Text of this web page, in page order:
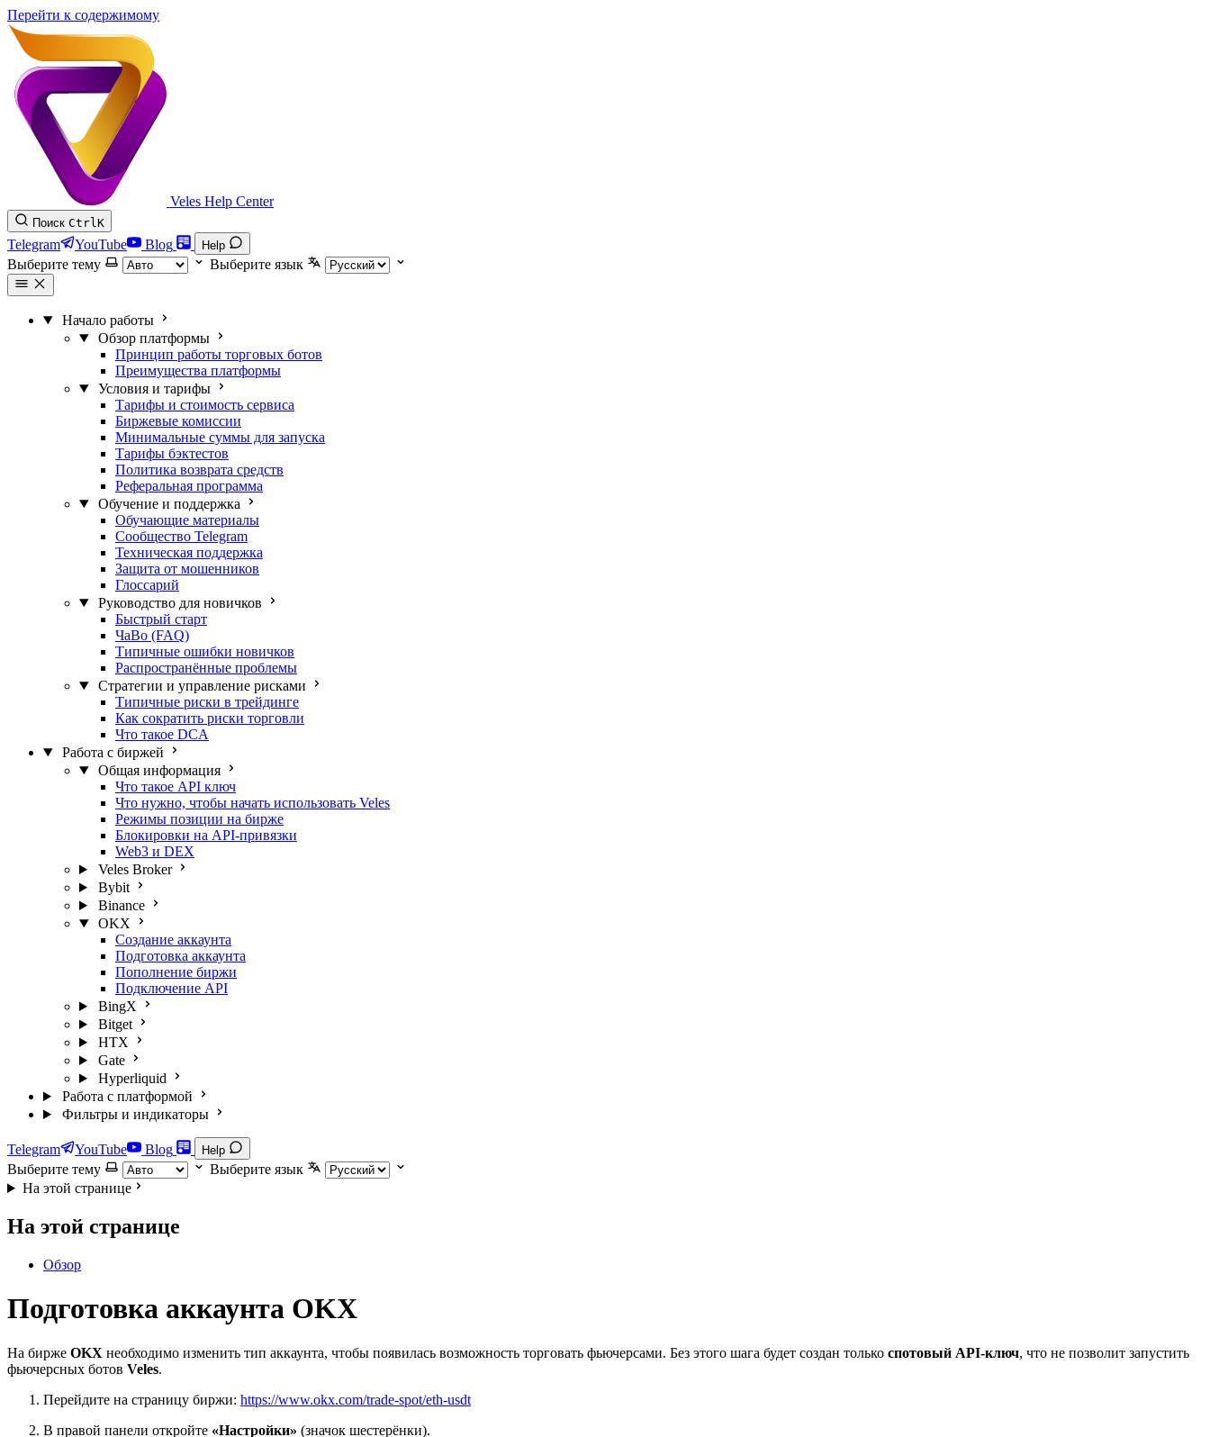
Перейти к содержимому
Veles Help Center
Поиск CtrlK
Telegram YouTube Blog Help
Выберите тему Выберите язык
Начало работы
Обзор платформы
Принцип работы торговых ботов
Преимущества платформы
Условия и тарифы
Тарифы и стоимость сервиса
Биржевые комиссии
Минимальные суммы для запуска
Тарифы бэктестов
Политика возврата средств
Реферальная программа
Обучение и поддержка
Обучающие материалы
Сообщество Telegram
Техническая поддержка
Защита от мошенников
Глоссарий
Руководство для новичков
Быстрый старт
ЧаВо (FAQ)
Типичные ошибки новичков
Распространённые проблемы
Стратегии и управление рисками
Типичные риски в трейдинге
Как сократить риски торговли
Что такое DCA
Работа с биржей
Общая информация
Что такое API ключ
Что нужно, чтобы начать использовать Veles
Режимы позиции на бирже
Блокировки на API-привязки
Web3 и DEX
Veles Broker
Bybit
Binance
OKX
Создание аккаунта
Подготовка аккаунта
Пополнение биржи
Подключение API
BingX
Bitget
HTX
Gate
Hyperliquid
Работа с платформой
Фильтры и индикаторы
Telegram YouTube Blog Help
Выберите тему
Выберите язык
На этой странице
На этой странице
Обзор
Подготовка аккаунта OKX
На бирже OKX необходимо изменить тип аккаунта, чтобы появилась возможность торговать фьючерсами. Без этого шага будет создан только спотовый API-ключ, что не позволит запустить
фьючерсных ботов Veles.
Перейдите на страницу биржи: https://www.okx.com/trade-spot/eth-usdt
В правой панели откройте «Настройки» (значок шестерёнки).